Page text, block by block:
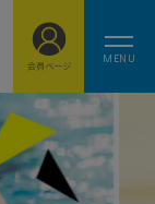
MENU